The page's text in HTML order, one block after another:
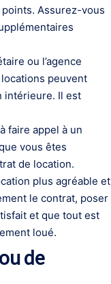
Assurez-vous
ou l’agence
peuvent
intérieure. Il est
faire appel à un
vous êtes
de location.
plus agréable et
le contrat, poser
et que tout est
loué.
de